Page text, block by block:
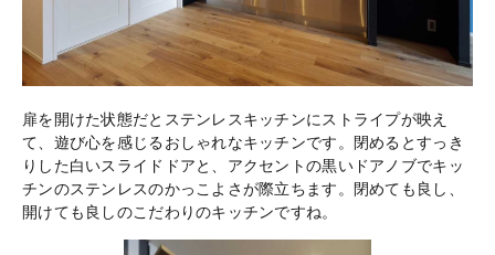
扉を開けた状態だとステンレスキッチンにストライプが映え
て、遊び心を感じるおしゃれなキッチンです。閉めるとすっき
りした白いスライドドアと、アクセントの黒いドアノブでキッ
チンのステンレスのかっこよさが際立ちます。閉めても良し、
開けても良しのこだわりのキッチンですね。